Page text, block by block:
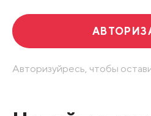
Авторизуйресь, чтобы